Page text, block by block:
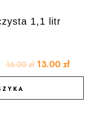
1,1 litr
16.00zł 13.00 zł